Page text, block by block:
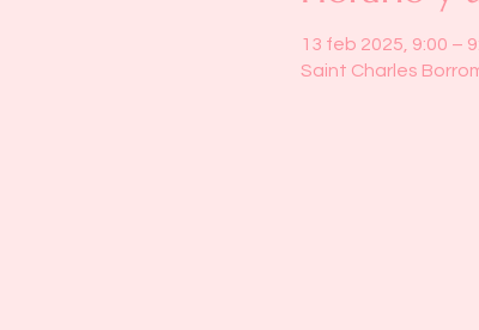
13 feb 2025, 9:00 –
Saint Charles